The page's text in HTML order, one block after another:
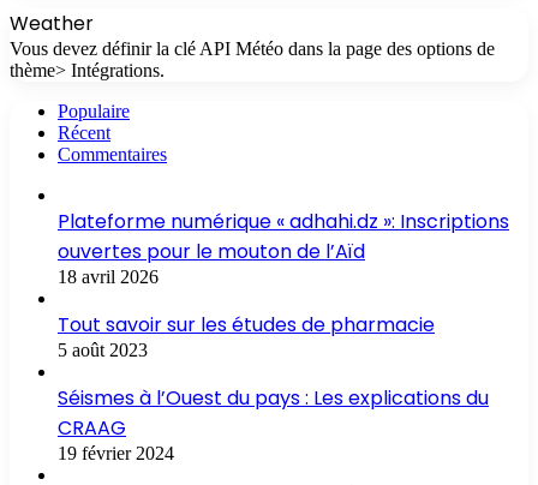
Weather
Vous devez définir la clé API Météo dans la page des options de
thème> Intégrations.
Populaire
Récent
Commentaires
Plateforme numérique « adhahi.dz »: Inscriptions
ouvertes pour le mouton de l’Aïd
18 avril 2026
Tout savoir sur les études de pharmacie
5 août 2023
Séismes à l’Ouest du pays : Les explications du
CRAAG
19 février 2024